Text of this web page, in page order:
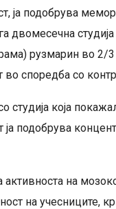
ја подобрува
двомесечна
рузмарин во 2/
споредба со
студија која
подобрува
на
на учесниците,